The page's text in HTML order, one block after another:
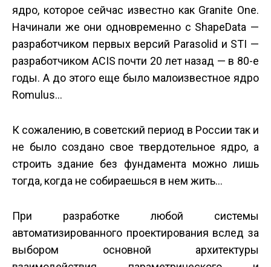
ядро, которое сейчас известно как Granite One.
Начинали же они одновременно с ShapeData —
разработчиком первых версий Parasolid и STI —
разработчиком ACIS почти 20 лет назад — в 80-е
годы. А до этого еще было малоизвестное ядро
Romulus…
К сожалению, в советский период в России так и
не было создано свое твердотельное ядро, а
строить здание без фундамента можно лишь
тогда, когда не собираешься в нем жить…
При разработке любой системы
автоматизированного проектирования вслед за
выбором основной архитектуры